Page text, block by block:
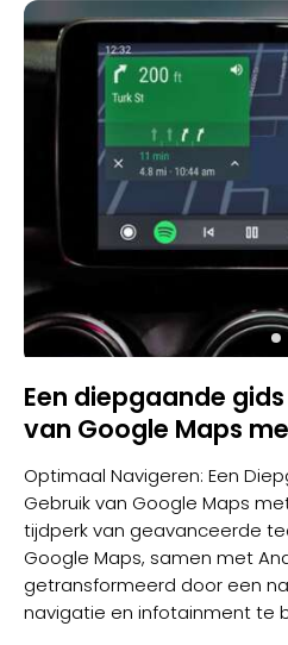
Een diepgaande
van Google Maps
Optimaal Navigeren: Een
Gebruik van Google Maps
tijdperk van geavanceerde
Google Maps, samen met
getransformeerd door een
navigatie en infotainment te